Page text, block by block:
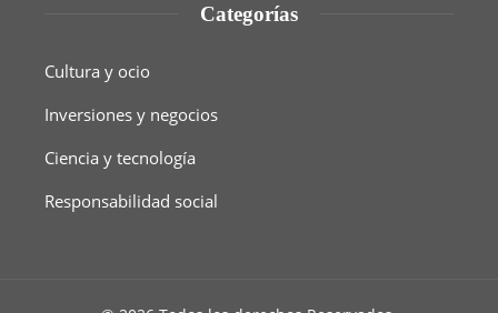
Categorías
Cultura y ocio
Inversiones y negocios
Ciencia y tecnología
Responsabilidad social